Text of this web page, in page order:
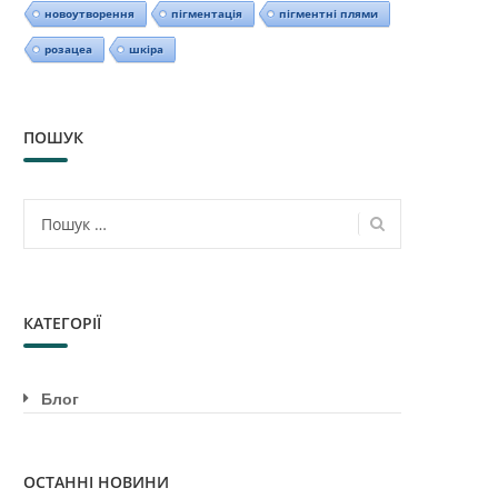
новоутворення пігментація пігментні плями
розацеа шкіра
ПОШУК
КАТЕГОРІЇ
Блог
ОСТАННІ НОВИНИ